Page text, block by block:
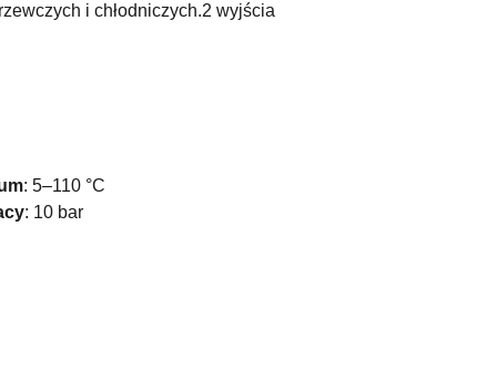
i chłodniczych.2 wyjścia
: 5–110 °C
: 10 bar